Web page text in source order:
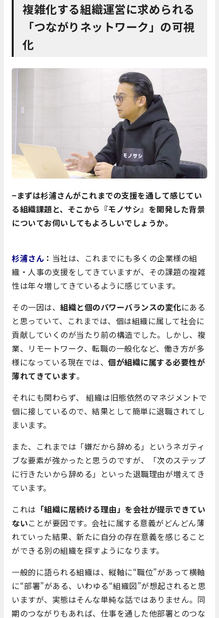
複雑化する組織運営に求められる
「つながりネットワーク」の可視
化
−まずは杉浦さんがこれまでの支援を通して感じてい
る組織課題と、そこから『モノサシ』を開発した背景
についてお伺いしてもよろしいでしょうか。
杉浦さん ： 当社は、これまでにも多くの企業様の組
織・人事の支援をしてきていますが、その課題の複雑
性は年々増してきているように感じています。
その一因は、 組織と個のパワーバランスの変化にある
と思っていて、これまでは、個は組織に属して社会に
貢献していくのが当たり前の構造でした。しかし、複
業、リモートワーク、転職の一般化など、働き方が多
様になっている現在では、 個が組織に属する必要性が
薄れてきています。
それにも関わらず、 組織は旧態依然のマネジメントで
個に接しているので、結果として簡単に退職されてし
まいます。
また、これまでは「嫌だから辞める」というネガティ
ブな要素が強かったと思うのですが、「次のステップ
に行きたいから辞める」といった退職理由が増えてき
ています。
これは 「組織に居続ける理由」を会社が提示できてい
ないことが要因です。会社に属する意義がどんどん薄
れていった結果、新たに自分の存在意義を感じること
ができる別の組織を探すようになります。
一般的に語られる組織は、縦軸に“職位”があって横軸
に“部署”がある、いわゆる“組織図”が想起されると思
いますが、実態はそんな単純な話ではありません。同
期のつながりもあれば、仕事を通した他部署とのつな